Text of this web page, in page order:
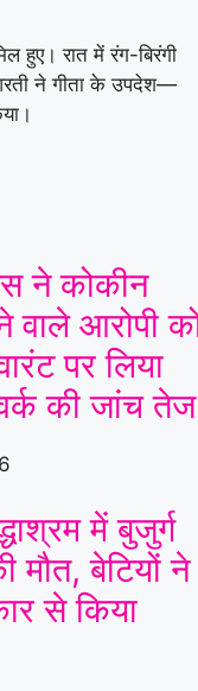
हुए। रात में रंग-बिरंगी
ने गीता के उपदेश—
ने कोकीन
वाले आरोपी
पर लिया
की जांच तेज
में बुजुर्ग
मौत, बेटियों ने
से किया